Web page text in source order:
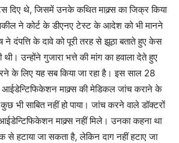
दिए थे, जिसमें उनके कथित माक्र्स का जिक्र किया
ने कोर्ट के डीएनए टेस्ट के आदेश को भी मानने
दंपत्ति के दावे को पूरी तरह से झूठा बताते हुए केस
उन्होंने गुजारा भत्ते की मांग का हवाला देते हुए
के लिए यह सब किया जा रहा है। इस साल 28
आईडेन्टिफिकेशन माक्र्स की मेडिकल जांच कराने के
भी साबित नहीं हो पाया। जांच करने वाले डॉक्टरों
माक्र्स नहीं मिले। उनका कहना था
हटाया जा सकता है, लेकिन दाग नहीं हटाए जा